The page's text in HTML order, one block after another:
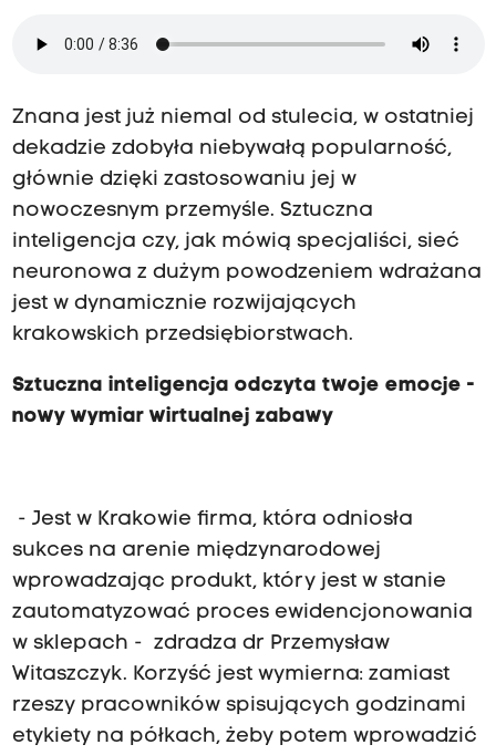
Znana jest już niemal od stulecia, w ostatniej
dekadzie zdobyła niebywałą popularność,
głównie dzięki zastosowaniu jej w
nowoczesnym przemyśle. Sztuczna
inteligencja czy, jak mówią specjaliści, sieć
neuronowa z dużym powodzeniem wdrażana
jest w dynamicznie rozwijających
krakowskich przedsiębiorstwach.
Sztuczna inteligencja odczyta twoje emocje -
nowy wymiar wirtualnej zabawy
- Jest w Krakowie firma, która odniosła
sukces na arenie międzynarodowej
wprowadzając produkt, który jest w stanie
zautomatyzować proces ewidencjonowania
w sklepach - zdradza dr Przemysław
Witaszczyk. Korzyść jest wymierna: zamiast
rzeszy pracowników spisujących godzinami
etykiety na półkach, żeby potem wprowadzić